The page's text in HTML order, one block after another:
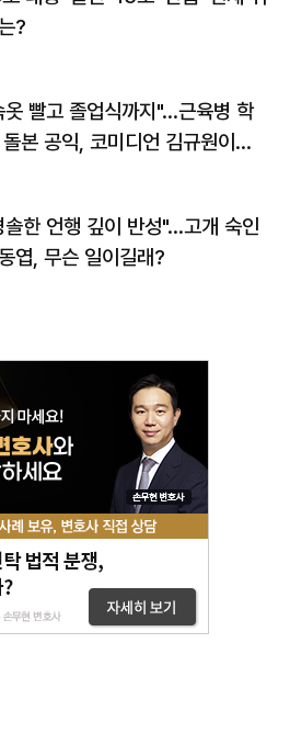
?
옷 빨고 졸업식까지"…근육병 학
본 공익, 코미디언 김규원이었
솔한 언행 깊이 반성"…고개 숙인
엽, 무슨 일이길래?